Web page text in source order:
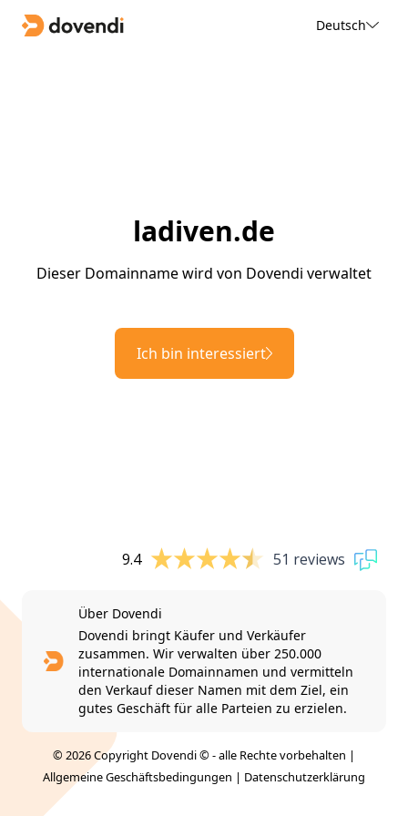
Deutsch
ladiven.de
Dieser Domainname wird von Dovendi verwaltet
Ich bin interessiert
9.4 51 reviews
Über Dovendi
Dovendi bringt Käufer und Verkäufer
zusammen. Wir verwalten über 250.000
internationale Domainnamen und vermitteln
den Verkauf dieser Namen mit dem Ziel, ein
gutes Geschäft für alle Parteien zu erzielen.
© 2026 Copyright Dovendi © - alle Rechte vorbehalten |
Allgemeine Geschäftsbedingungen | Datenschutzerklärung